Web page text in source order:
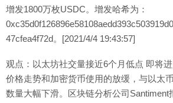
增发1800万枚USDC。增发哈希为：
47cfea4f72d。[2021/4/4 19:43:57]
观点：以太坊社交量接近6个月低点 即将
价格走势和加密货币使用的放缓，与以太
数量大幅下滑。区块链分析公司Santiment